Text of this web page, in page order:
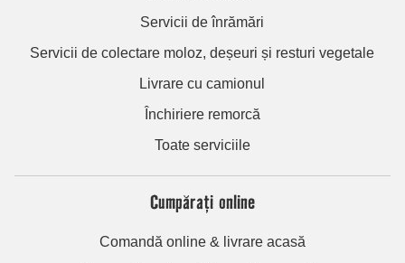
Servicii de înrămări
Servicii de colectare moloz, deșeuri și resturi vegetale
Livrare cu camionul
Închiriere remorcă
Toate serviciile
Cumpărați online
Comandă online & livrare acasă